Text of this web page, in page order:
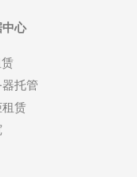
心
器托管
赁